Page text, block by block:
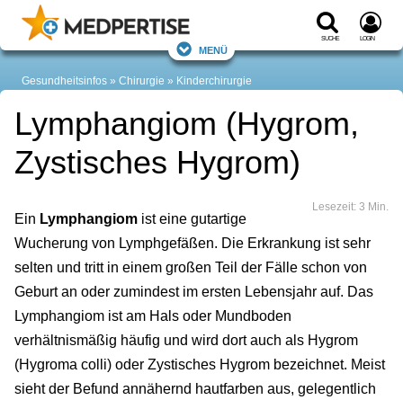
Suche Login
Menü
Gesundheitsinfos Chirurgie Kinderchirurgie
Lymphangiom (Hygrom,
Zystisches Hygrom)
Lesezeit: 3 Min.
Ein Lymphangiom ist eine gutartige
Wucherung von Lymphgefäßen. Die Erkrankung ist sehr
selten und tritt in einem großen Teil der Fälle schon von
Geburt an oder zumindest im ersten Lebensjahr auf. Das
Lymphangiom ist am Hals oder Mundboden
verhältnismäßig häufig und wird dort auch als Hygrom
(Hygroma colli) oder Zystisches Hygrom bezeichnet. Meist
sieht der Befund annähernd hautfarben aus, gelegentlich